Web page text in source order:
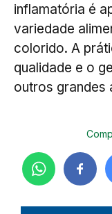
inflamatória é
variedade
colorido. A
qualidade e o
outros grandes